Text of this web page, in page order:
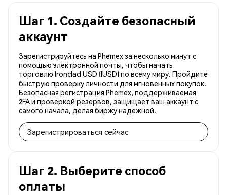
Шаг 1. Создайте безопасный
аккаунт
Зарегистрируйтесь на Phemex за несколько минут с
помощью электронной почты, чтобы начать
торговлю Ironclad USD (IUSD) по всему миру. Пройдите
быструю проверку личности для мгновенных покупок.
Безопасная регистрация Phemex, поддерживаемая
2FA и проверкой резервов, защищает ваш аккаунт с
самого начала, делая биржу надежной.
Зарегистрироваться сейчас
Шаг 2. Выберите способ
оплаты